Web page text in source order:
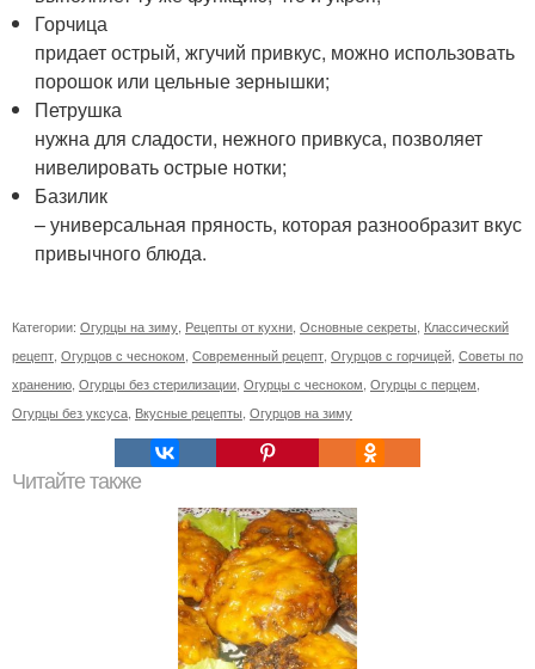
Горчица
придает острый, жгучий привкус, можно использовать
порошок или цельные зернышки;
Петрушка
нужна для сладости, нежного привкуса, позволяет
нивелировать острые нотки;
Базилик
– универсальная пряность, которая разнообразит вкус
привычного блюда.
Категории: Огурцы на зиму Рецепты от кухни Основные секреты Классический
рецепт Огурцов с чесноком Современный рецепт Огурцов с горчицей Советы по
хранению Огурцы без стерилизации Огурцы с чесноком Огурцы с перцем
Огурцы без уксуса Вкусные рецепты Огурцов на зиму
Читайте также